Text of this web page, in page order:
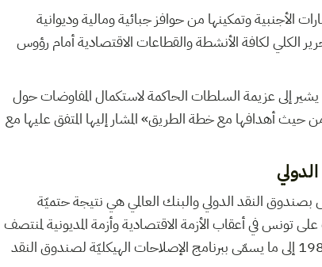
الأجنبية وتمكينها من حوافز جبائية ومالية وديوانية
الكلي لكافة الأنشطة والقطاعات الاقتصادية أمام رؤوس
يشير إلى عزيمة السلطات الحاكمة لاستكمال المفاوضات حول
حيث أهدافها مع خطة الطريق» المشار إليها المتفق عليها مع
النقد الدولي والبنك العالمي هي نتيجة حتميّة
تونس في أعقاب الأزمة الاقتصادية وأزمة المديونية لمنتصف
الثمانينات التي أدت إلى خضوع تونس لأول مرّة سنة 1986 إلى ما يسمّى ببرنامج الإصلاحات الهيكليّة لصندوق النقد